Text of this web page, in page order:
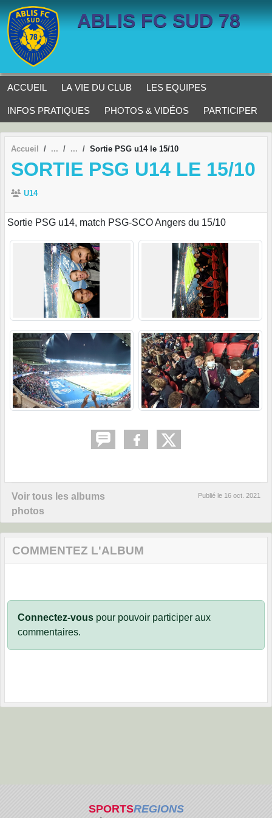
ABLIS FC SUD 78
ACCUEIL LA VIE DU CLUB LES EQUIPES
INFOS PRATIQUES PHOTOS & VIDÉOS PARTICIPER
Accueil Sortie PSG u14 le 15/10
SORTIE PSG U14 LE 15/10
U14
Sortie PSG u14, match PSG-SCO Angers du 15/10
Voir tous les albums
photos
Publié le 16 oct. 2021
COMMENTEZ L'ALBUM
Connectez-vous pour pouvoir participer aux
commentaires.
SPORTSREGIONS
Panneau de gestion des cookies